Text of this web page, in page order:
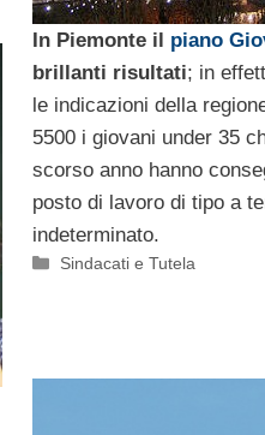
In Piemonte il piano
brillanti risultati; in
le indicazioni della
5500 i giovani under 35
scorso anno hanno
posto di lavoro di tipo a
indeterminato.
Categorie
Sindacati e Tutela